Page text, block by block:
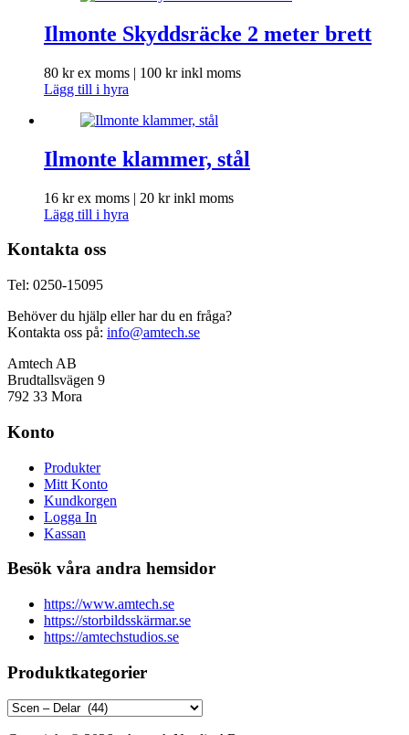
Ilmonte Skyddsräcke 2 meter brett
80 krex moms | 100 krinkl moms
Lägg till i hyra
Ilmonte klammer, stål
16 krex moms | 20 krinkl moms
Lägg till i hyra
Kontakta oss
Tel: 0250-15095
Behöver du hjälp eller har du en fråga?
Kontakta oss på: info@amtech.se
Amtech AB
Brudtallsvägen 9
792 33 Mora
Konto
Produkter
Mitt Konto
Kundkorgen
Logga In
Kassan
Besök våra andra hemsidor
https://www.amtech.se
https://storbildsskärmar.se
https://amtechstudios.se
Produktkategorier